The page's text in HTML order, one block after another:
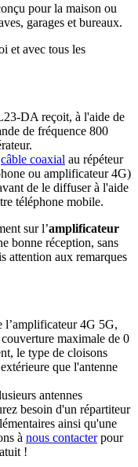
pour la maison ou
garages et bureaux.
et avec tous les
DA reçoit, à l'aide de
de fréquence 800
câble coaxial au répéteur
ou amplificateur 4G)
de le diffuser à l'aide
téléphone mobile.
sur l’amplificateur
bonne réception, sans
attention aux remarques
l’amplificateur 4G 5G,
maximale de 0
le type de cloisons
que l'antenne
antennes
besoin d'un répartiteur
ainsi qu'une
à nous contacterpour
!